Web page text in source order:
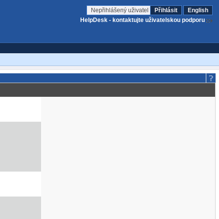
Nepřihlášený uživatel Přihlásit
English
HelpDesk - kontaktujte uživatelskou podporu